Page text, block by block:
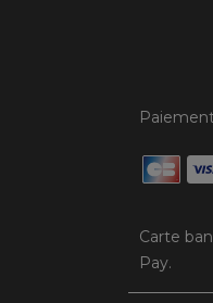
Carte
Pay.